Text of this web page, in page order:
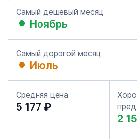
Самый дешевый месяц
Ноябрь
Самый дорогой месяц
Июль
Средняя цена
5 177 ₽
2